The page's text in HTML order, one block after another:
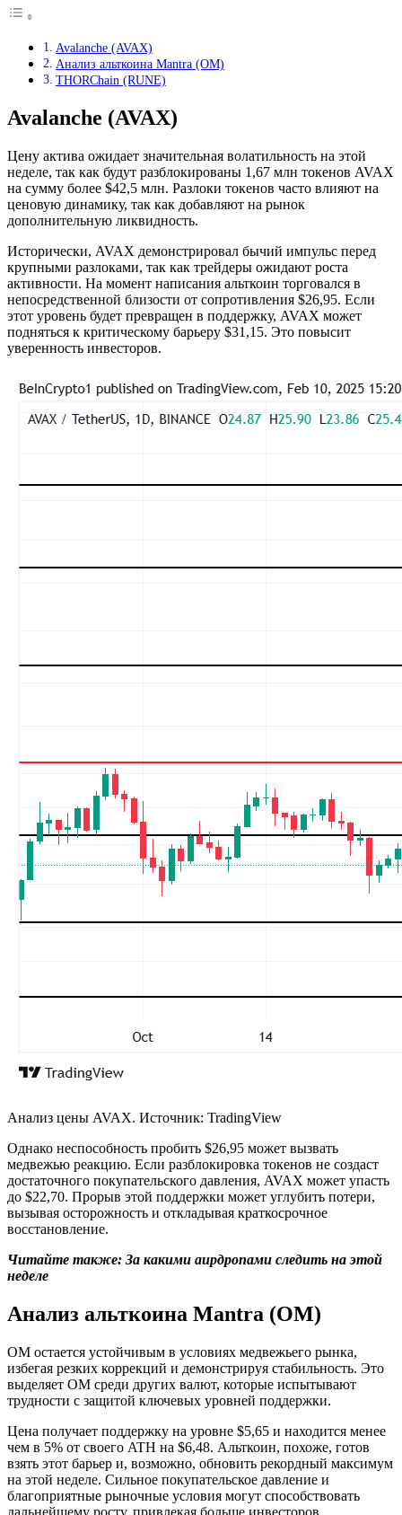
Avalanche (AVAX)
Анализ альткоина Mantra (OM)
THORChain (RUNE)
Avalanche (AVAX)
Цену актива ожидает значительная волатильность на этой
неделе, так как будут разблокированы 1,67 млн токенов AVAX
на сумму более $42,5 млн. Разлоки токенов часто влияют на
ценовую динамику, так как добавляют на рынок
дополнительную ликвидность.
Исторически, AVAX демонстрировал бычий импульс перед
крупными разлоками, так как трейдеры ожидают роста
активности. На момент написания альткоин торговался в
непосредственной близости от сопротивления $26,95. Если
этот уровень будет превращен в поддержку, AVAX может
подняться к критическому барьеру $31,15. Это повысит
уверенность инвесторов.
Анализ цены AVAX. Источник: TradingView
Однако неспособность пробить $26,95 может вызвать
медвежью реакцию. Если разблокировка токенов не создаст
достаточного покупательского давления, AVAX может упасть
до $22,70. Прорыв этой поддержки может углубить потери,
вызывая осторожность и откладывая краткосрочное
восстановление.
Читайте также: За какими аирдропами следить на этой
неделе
Анализ альткоина Mantra (OM)
OM остается устойчивым в условиях медвежьего рынка,
избегая резких коррекций и демонстрируя стабильность. Это
выделяет OM среди других валют, которые испытывают
трудности с защитой ключевых уровней поддержки.
Цена получает поддержку на уровне $5,65 и находится менее
чем в 5% от своего ATH на $6,48. Альткоин, похоже, готов
взять этот барьер и, возможно, обновить рекордный максимум
на этой неделе. Сильное покупательское давление и
благоприятные рыночные условия могут способствовать
дальнейшему росту, привлекая больше инвесторов.